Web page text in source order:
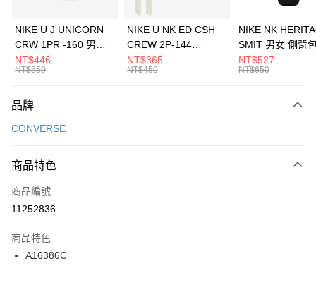
元大商業銀行
台灣樂天信用卡公司
全盈+PAY
AFTEE先享後付
【關於「AFTEE先享後付」】
便利好安心！
３．安心：先確認商品／服務後，再付款。
【「AFTEE先享後付」結帳流程】
１．於結帳方式選擇「AFTEE先享後付」後，將跳轉至「AFTEE先享後付」
２．訂單成立數日內，您將收到繳費通知簡訊。
３．收到繳費通知簡訊後14天內，點擊此簡訊中的連結，可透過四大超商／
ATM／網路銀行／等多元方式進行付款，方視為交易完成。
運送方式
每筆NT$100，滿NT$1,500(含以上)免運費
宅配
每筆NT$100，滿NT$1,500(含以上)免運費
付款後門市自取
每筆NT$100，滿NT$1,500(含以上)免運費
NIKE U J UNICORN
CRW 1PR -160 男女
中統襪 FZ3393100
NT$446
NT$550
NIKE U NK ED CSH
CREW 2P-144
EMBRDY 男女 短統襪
FZ3073133
NT$365
NT$450
NIKE NK
SMIT 男女 側背
BA5871010
NT$527
NT$650
品牌
CONVERSE
商品特色
商品編號
11252836
商品特色
A16386C